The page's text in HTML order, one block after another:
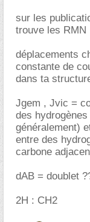
sur les
trouve les RMN
déplacements
constante de
dans ta
Jgem , Jvic =
des
généralement)
entre des
carbone
dAB = doublet
2H : CH2